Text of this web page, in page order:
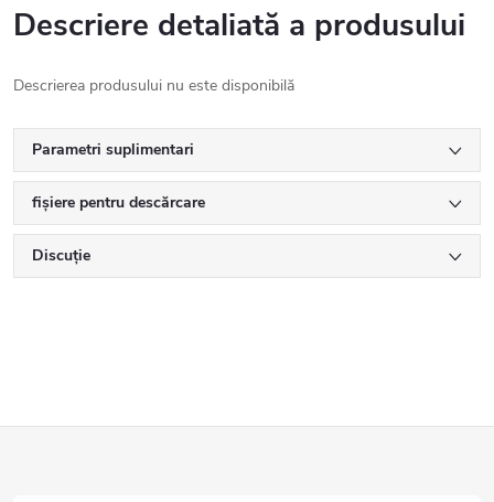
Descriere detaliată a produsului
Descrierea produsului nu este disponibilă
Parametri suplimentari
fișiere pentru descărcare
Discuţie